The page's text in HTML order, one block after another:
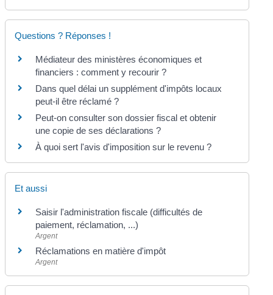
Questions ? Réponses !
Médiateur des ministères économiques et
financiers : comment y recourir ?
Dans quel délai un supplément d'impôts locaux
peut-il être réclamé ?
Peut-on consulter son dossier fiscal et obtenir
une copie de ses déclarations ?
À quoi sert l'avis d'imposition sur le revenu ?
Et aussi
Saisir l'administration fiscale (difficultés de
paiement, réclamation, ...)
Argent
Réclamations en matière d'impôt
Argent